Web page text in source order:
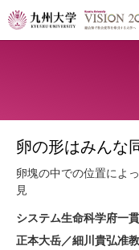
卵の形はみんな
卵塊の中での位置によ
見
システム生命科学府一
正本大岳／細川貴弘准